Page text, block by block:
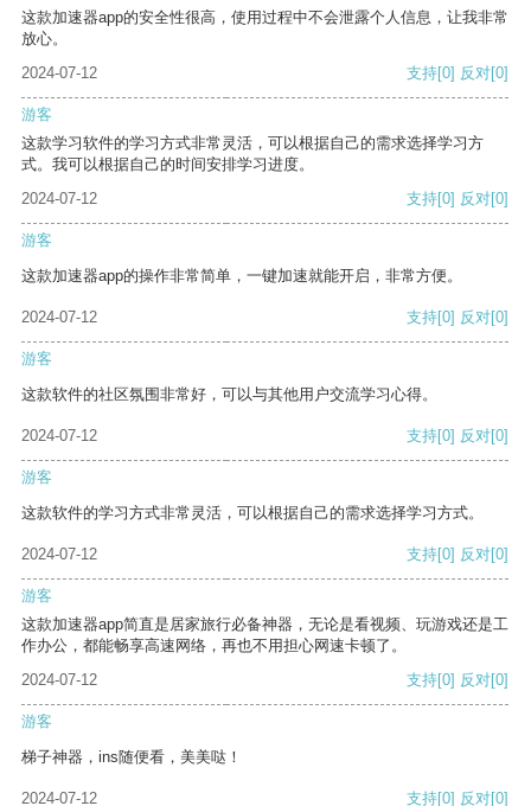
这款加速器app的安全性很高，使用过程中不会泄露个人信息，让我非常
放心。
2024-07-12
支持[0] 反对[0]
游客
这款学习软件的学习方式非常灵活，可以根据自己的需求选择学习方
式。我可以根据自己的时间安排学习进度。
2024-07-12
支持[0] 反对[0]
游客
这款加速器app的操作非常简单，一键加速就能开启，非常方便。
2024-07-12 支持[0] 反对[0]
游客
这款软件的社区氛围非常好，可以与其他用户交流学习心得。
2024-07-12 支持[0] 反对[0]
游客
这款软件的学习方式非常灵活，可以根据自己的需求选择学习方式。
2024-07-12 支持[0] 反对[0]
游客
这款加速器app简直是居家旅行必备神器，无论是看视频、玩游戏还是工
作办公，都能畅享高速网络，再也不用担心网速卡顿了。
2024-07-12
支持[0] 反对[0]
游客
梯子神器，ins随便看，美美哒！
2024-07-12 支持[0] 反对[0]